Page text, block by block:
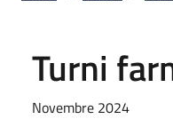
Turni
Novembre 2024